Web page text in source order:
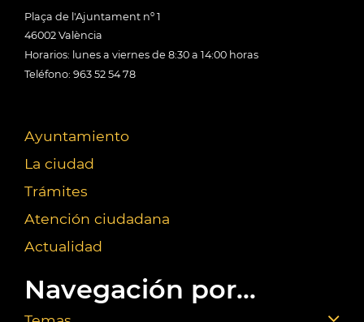
Plaça de l'Ajuntament nº 1
46002 València
Horarios: lunes a viernes de 8:30 a 14:00 horas
Teléfono: 963 52 54 78
Ayuntamiento
La ciudad
Trámites
Atención ciudadana
Actualidad
Navegación por...